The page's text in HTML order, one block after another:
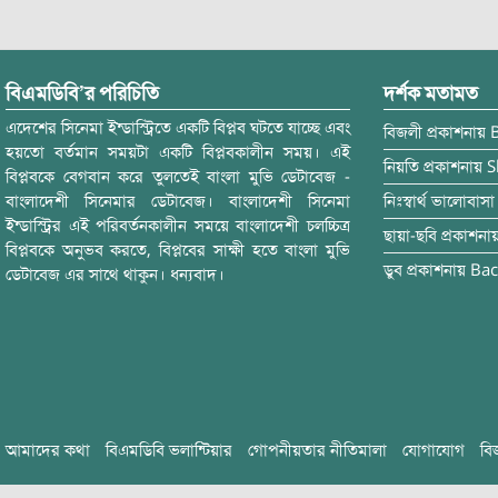
বিএমডিবি’র পরিচিতি
এদেশের সিনেমা ইন্ডাস্ট্রিতে একটি বিপ্লব ঘটতে যাচ্ছে এবং
হয়তো বর্তমান সময়টা একটি বিপ্লবকালীন সময়। এই
বিপ্লবকে বেগবান করে তুলতেই বাংলা মুভি ডেটাবেজ -
বাংলাদেশী সিনেমার ডেটাবেজ। বাংলাদেশী সিনেমা
ইন্ডাস্ট্রির এই পরিবর্তনকালীন সময়ে বাংলাদেশী চলচ্চিত্র
বিপ্লবকে অনুভব করতে, বিপ্লবের সাক্ষী হতে বাংলা মুভি
ডেটাবেজ এর সাথে থাকুন। ধন্যবাদ।
দর্শক মতামত
বিজলী প্রকাশনায়
নিয়তি প্রকাশনায়
নিঃস্বার্থ ভালোবাসা
ছায়া-ছবি
ডুব প্রকাশনায়
আমাদের কথা বিএমডিবি ভলান্টিয়ার গোপনীয়তার নীতিমালা যোগাযোগ